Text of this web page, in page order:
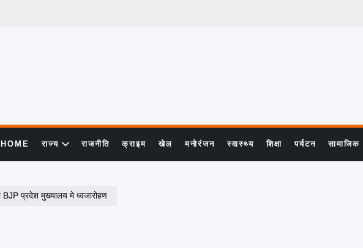
HOME राज्य राजनीति क्राइम खेल मनोरंजन स्वास्थ्य शिक्षा पर्यटन सामाजिक
BJP प्रदेश मुख्यालय मे ध्वजारोहण